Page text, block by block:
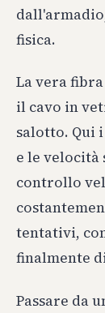
fisica.
La vera
il cavo in
salotto. Qui
e le velocità
controllo
tentativi,
finalmente
Passare da